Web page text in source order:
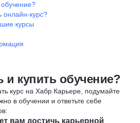
обучение?
онлайн-курс?
курсы
и купить обучение?
курс на Хабр Карьере, подумайте
в обучении и ответьте себе
вам достичь карьерной